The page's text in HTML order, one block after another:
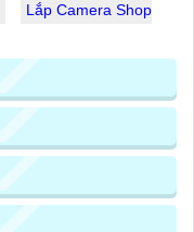
Lắp Camera Shop